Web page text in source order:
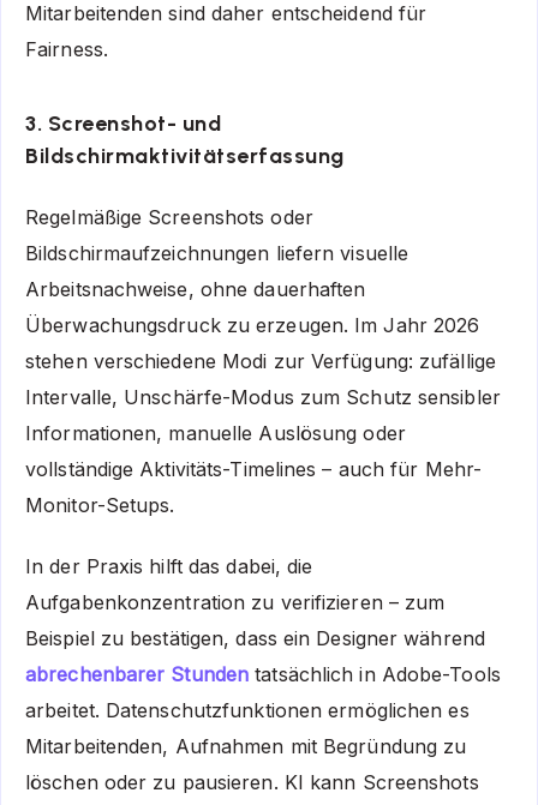
Mitarbeitenden sind daher entscheidend für
Fairness.
3. Screenshot- und
Bildschirmaktivitätserfassung
Regelmäßige Screenshots oder
Bildschirmaufzeichnungen liefern visuelle
Arbeitsnachweise, ohne dauerhaften
Überwachungsdruck zu erzeugen. Im Jahr 2026
stehen verschiedene Modi zur Verfügung: zufällige
Intervalle, Unschärfe-Modus zum Schutz sensibler
Informationen, manuelle Auslösung oder
vollständige Aktivitäts-Timelines – auch für Mehr-
Monitor-Setups.
In der Praxis hilft das dabei, die
Aufgabenkonzentration zu verifizieren – zum
Beispiel zu bestätigen, dass ein Designer während
abrechenbarer Stunden tatsächlich in Adobe-Tools
arbeitet. Datenschutzfunktionen ermöglichen es
Mitarbeitenden, Aufnahmen mit Begründung zu
löschen oder zu pausieren. KI kann Screenshots